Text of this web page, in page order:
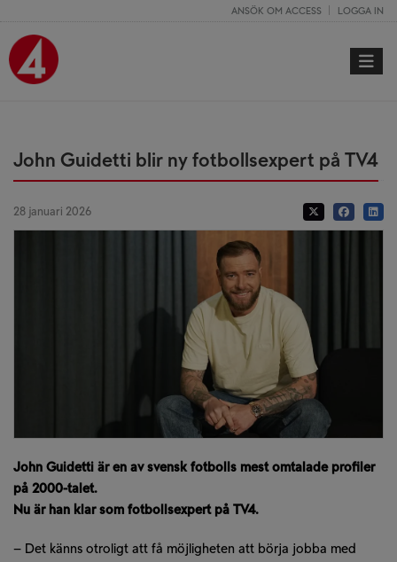
ANSÖK OM ACCESS LOGGA IN
Toggle
John Guidetti blir ny fotbollsexpert på TV4
28 januari 2026
John Guidetti är en av svensk fotbolls mest omtalade profiler
på 2000-talet.
Nu är han klar som fotbollsexpert på TV4.
– Det känns otroligt att få möjligheten att börja jobba med